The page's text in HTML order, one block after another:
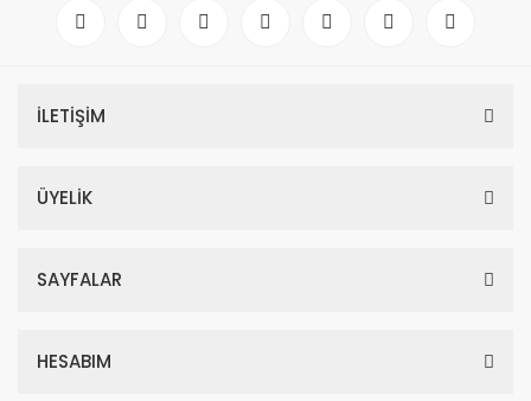
İLETİŞİM
ÜYELİK
SAYFALAR
HESABIM